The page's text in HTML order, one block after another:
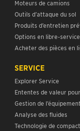
Moteurs de camions
Outils d’attaque du sol
Produits d’entretien
Options en libre-
Acheter des pièces en
SERVICE
Explorer Service
Ententes de valeur
Gestion de l’équipement
Analyse des fluides
Technologie de